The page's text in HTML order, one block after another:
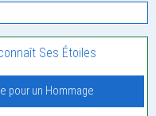
Ses Étoiles
pour un Hommage